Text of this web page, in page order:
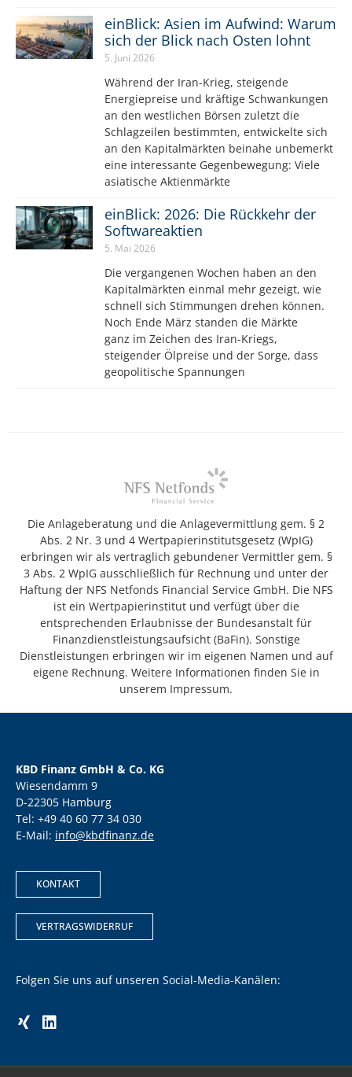
einBlick: Asien im Aufwind: Warum
sich der Blick nach Osten lohnt
5. Juni 2026
Während der Iran-Krieg, steigende
Energiepreise und kräftige Schwankungen
an den westlichen Börsen zuletzt die
Schlagzeilen bestimmten, entwickelte sich
an den Kapitalmärkten beinahe unbemerkt
eine interessante Gegenbewegung: Viele
asiatische Aktienmärkte
einBlick: 2026: Die Rückkehr der
Softwareaktien
5. Mai 2026
Die vergangenen Wochen haben an den
Kapitalmärkten einmal mehr gezeigt, wie
schnell sich Stimmungen drehen können.
Noch Ende März standen die Märkte
ganz im Zeichen des Iran-Kriegs,
steigender Ölpreise und der Sorge, dass
geopolitische Spannungen
Die Anlageberatung und die Anlagevermittlung gem. § 2
Abs. 2 Nr. 3 und 4 Wertpapierinstitutsgesetz (WpIG)
erbringen wir als vertraglich gebundener Vermittler gem. §
3 Abs. 2 WpIG ausschließlich für Rechnung und unter der
Haftung der NFS Netfonds Financial Service GmbH. Die NFS
ist ein Wertpapierinstitut und verfügt über die
entsprechenden Erlaubnisse der Bundesanstalt für
Finanzdienstleistungsaufsicht (BaFin). Sonstige
Dienstleistungen erbringen wir im eigenen Namen und auf
eigene Rechnung. Weitere Informationen finden Sie in
unserem Impressum.
KBD Finanz GmbH & Co. KG
Wiesendamm 9
D-22305 Hamburg
Tel: +49 40 60 77 34 030
E-Mail: info@kbdfinanz.de
KONTAKT
VERTRAGSWIDERRUF
Folgen Sie uns auf unseren Social-Media-Kanälen: